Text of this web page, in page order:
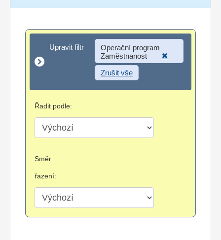
Upravit filtr
Upravit filtr
Operační program
Zaměstnanost
Zrušit vše
Řadit podle:
Směr
řazení: